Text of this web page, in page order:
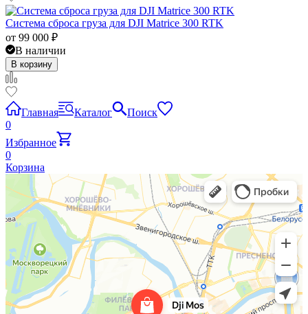
Система сброса груза для DJI Matrice 300 RTK
от 99 000 ₽
В наличии
В корзину
Главная Каталог
Поиск
0
Избранное
0
Корзина